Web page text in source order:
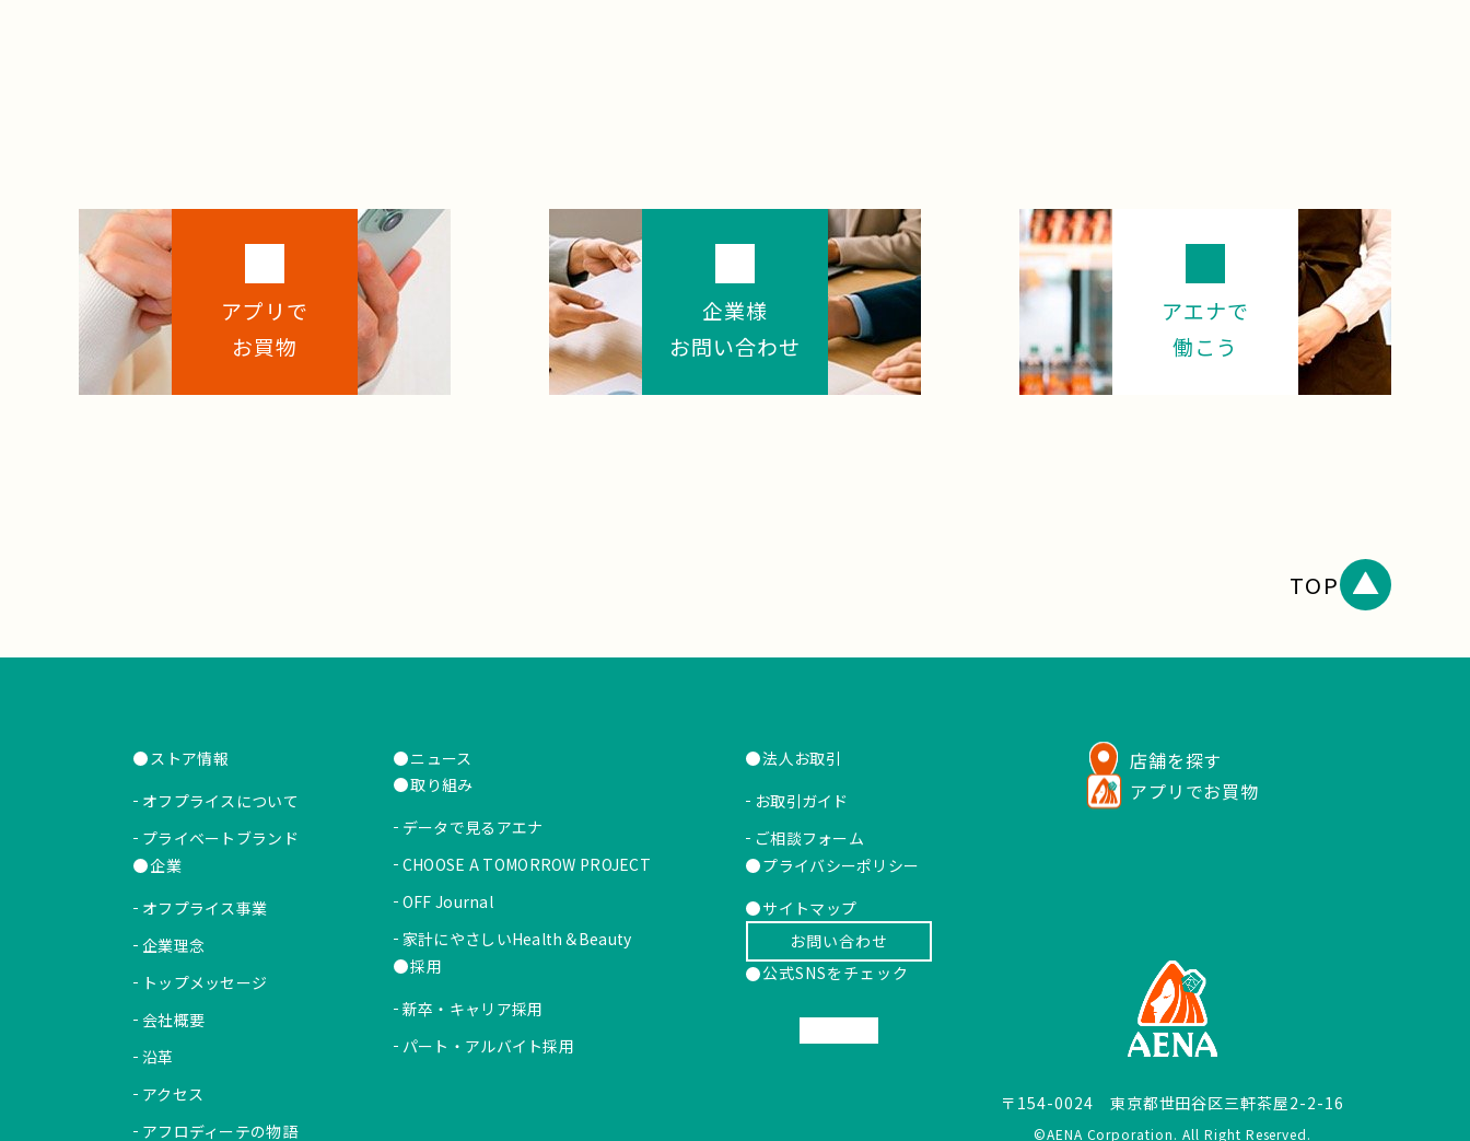
アプリで
お買物
企業様
お問い合わせ
アエナで
働こう
TOP
ストア情報
オフプライスについて
プライベートブランド
企業
オフプライス事業
企業理念
トップメッセージ
会社概要
沿革
アクセス
アフロディーテの物語
ニュース
取り組み
データで見るアエナ
CHOOSE A TOMORROW PROJECT
OFF Journal
家計にやさしいHealth＆Beauty
採用
新卒・キャリア採用
パート・アルバイト採用
法人お取引
お取引ガイド
ご相談フォーム
プライバシーポリシー
サイトマップ
お問い合わせ
店舗を探す
アプリでお買物
公式SNSをチェック
〒154-0024 東京都世田谷区三軒茶屋2-2-16
©AENA Corporation. All Right Reserved.